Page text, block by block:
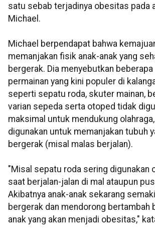
satu sebab terjadinya obesitas pada
Michael.
Michael berpendapat bahwa
memanjakan fisik anak-anak yang
bergerak. Dia menyebutkan beberapa
permainan yang kini populer di
seperti sepatu roda, skuter mainan,
varian sepeda serta otoped tidak
maksimal untuk mendukung
digunakan untuk memanjakan tubuh
bergerak (misal malas berjalan).
"Misal sepatu roda sering digunakan
saat berjalan-jalan di mal ataupun
Akibatnya anak-anak sekarang
bergerak dan mendorong bertambah
anak yang akan menjadi obesitas,"